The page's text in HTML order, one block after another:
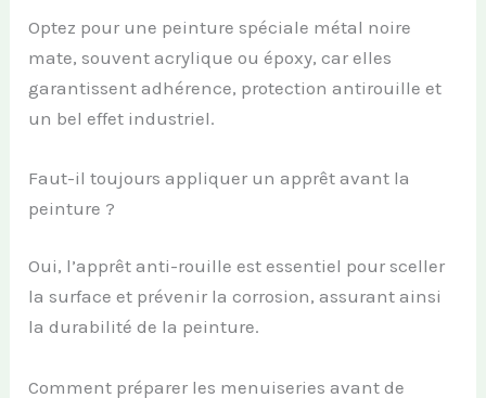
Optez pour une peinture spéciale métal noire
mate, souvent acrylique ou époxy, car elles
garantissent adhérence, protection antirouille et
un bel effet industriel.
Faut-il toujours appliquer un apprêt avant la
peinture ?
Oui, l’apprêt anti-rouille est essentiel pour sceller
la surface et prévenir la corrosion, assurant ainsi
la durabilité de la peinture.
Comment préparer les menuiseries avant de